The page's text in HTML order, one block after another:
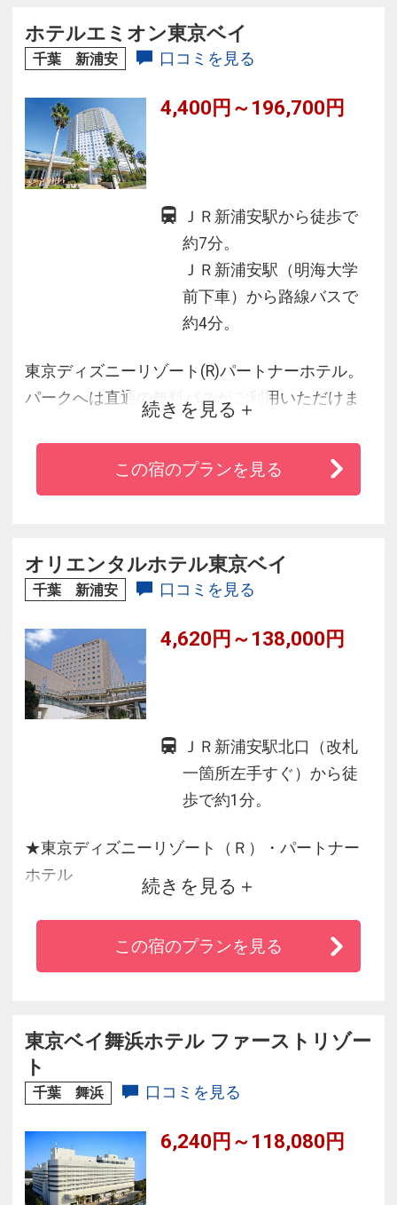
ホテルエミオン東京ベイ
千葉 新浦安 口コミを見る
4,400円～196,700円
ＪＲ新浦安駅から徒歩で
約7分。
ＪＲ新浦安駅（明海大学
前下車）から路線バスで
約4分。
東京ディズニーリゾート(R)パートナーホテル。
パークへは直通の無料バスがご利用いただけま
客室は、ファミリータイプの広めのものから、
ゆったりとおくつろぎいただける和室やバルコ
一日の疲れを癒す、天然温泉付き大浴場（別料
金）も併設し幅広い年代層にお楽しみいただけ
続きを見る
この宿のプランを見る
オリエンタルホテル東京ベイ
千葉 新浦安 口コミを見る
4,620円～138,000円
ＪＲ新浦安駅北口（改札
一箇所左手すぐ）から徒
歩で約1分。
★東京ディズニーリゾート（Ｒ）・パートナー
ホテル
★新浦安駅直結！雨に濡れずにホテルへ♪
★多彩なアイテムからセレクト！アメニティを
自由に選べる宿泊者専用施設『TIROIR』
★舞浜駅まで1駅3分！ＪＲ京葉線東京駅より新
浦安駅まで17分。
続きを見る
この宿のプランを見る
東京ベイ舞浜ホテル ファーストリゾー
ト
千葉 舞浜 口コミを見る
6,240円～118,080円